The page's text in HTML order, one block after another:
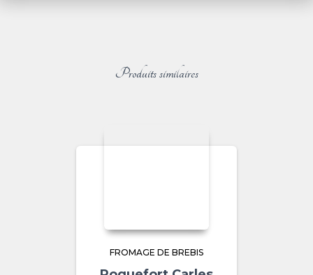
Produits similaires
FROMAGE DE BREBIS